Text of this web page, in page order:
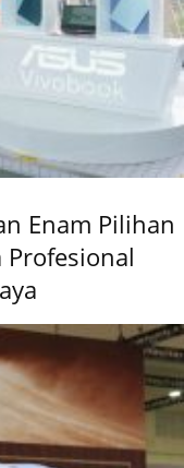
Enam Pilihan
Profesional